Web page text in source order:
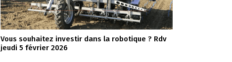
Vous souhaitez investir dans la robotique ? Rdv
jeudi 5 février 2026